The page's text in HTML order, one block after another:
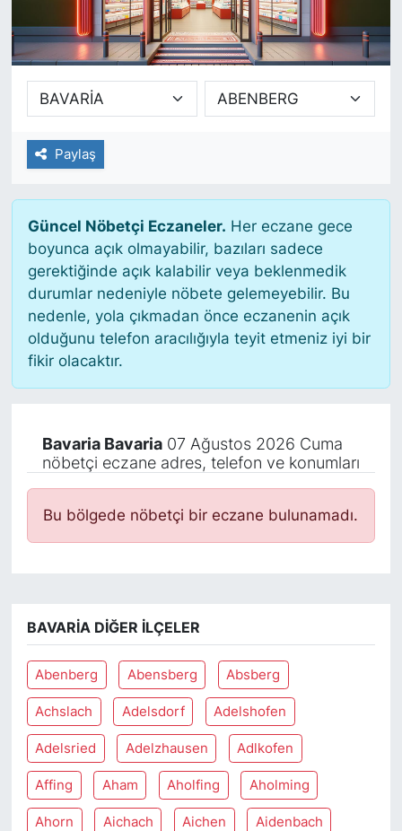
Paylaş
Güncel Nöbetçi Eczaneler. Her eczane gece
boyunca açık olmayabilir, bazıları sadece
gerektiğinde açık kalabilir veya beklenmedik
durumlar nedeniyle nöbete gelemeyebilir. Bu
nedenle, yola çıkmadan önce eczanenin açık
olduğunu telefon aracılığıyla teyit etmeniz iyi bir
fikir olacaktır.
Bavaria Bavaria07 Ağustos 2026 Cuma
nöbetçi eczane adres, telefon ve konumları
Bu bölgede nöbetçi bir eczane bulunamadı.
BAVARIA DIĞER İLÇELER
Abenberg Abensberg Absberg
Achslach Adelsdorf Adelshofen
Adelsried Adelzhausen Adlkofen
Affing Aham Aholfing Aholming
Ahorn Aichach Aichen Aidenbach
SİYASET
SAĞLIK